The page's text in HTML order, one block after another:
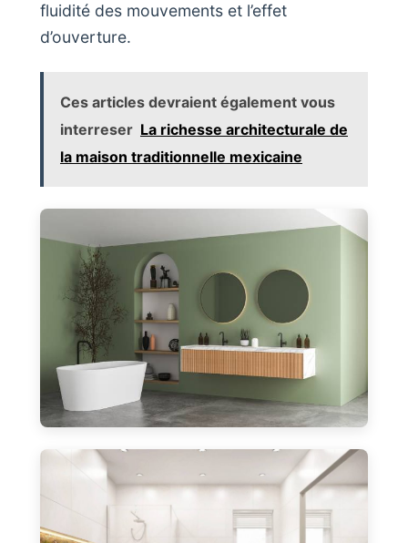
fluidité des mouvements et l’effet
d’ouverture.
Ces articles devraient également vous
interreser La richesse architecturale de
la maison traditionnelle mexicaine